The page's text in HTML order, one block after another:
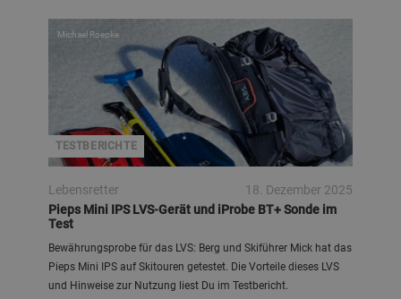
TESTBERICHTE
Michael Roepke
Lebensretter
18. Dezember 2025
Pieps Mini IPS LVS-Gerät und iProbe BT+ Sonde im
Test
Bewährungsprobe für das LVS: Berg und Skiführer Mick hat das
Pieps Mini IPS auf Skitouren getestet. Die Vorteile dieses LVS
und Hinweise zur Nutzung liest Du im Testbericht.